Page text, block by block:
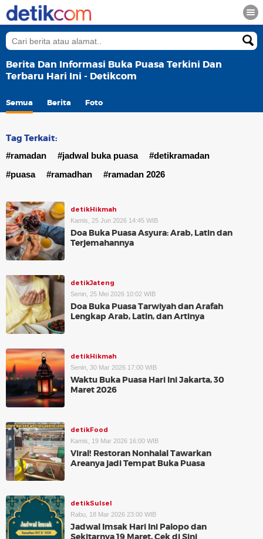
Berita Dan Informasi Buka Puasa Terkini Dan
Terbaru Hari Ini - Detikcom
Semua Berita Foto
Tag Terkait:
#ramadan #jadwal buka puasa
#detikramadan
#puasa
#ramadhan #ramadan 2026
detikHikmah
Kamis, 25 Jun 2026 14:45 WIB
Doa Buka Puasa Asyura: Arab, Latin dan
Terjemahannya
detikJateng
Senin, 25 Mei 2026 10:02 WIB
Doa Buka Puasa Tarwiyah dan Arafah
Lengkap Arab, Latin, dan Artinya
detikHikmah
Senin, 30 Mar 2026 17:00 WIB
Waktu Buka Puasa Hari Ini Jakarta, 30
Maret 2026
detikFood
Kamis, 19 Mar 2026 16:00 WIB
Viral! Restoran Nonhalal Tawarkan
Areanya jadi Tempat Buka Puasa
detikSulsel
Rabu, 18 Mar 2026 23:00 WIB
Jadwal Imsak Hari Ini Palopo dan
Sekitarnya 19 Maret, Cek di Sini